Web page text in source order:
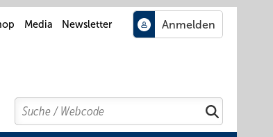
Media Newsletter
Search
Suchen